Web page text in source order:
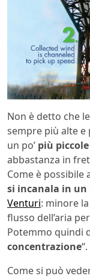
Non è detto che le
sempre più alte
un po’ più piccole
abbastanza in
Come è possibile
si incanala in
Venturi: minore
flusso dell’aria
Potemmo quindi
concentrazione“.
Come si può